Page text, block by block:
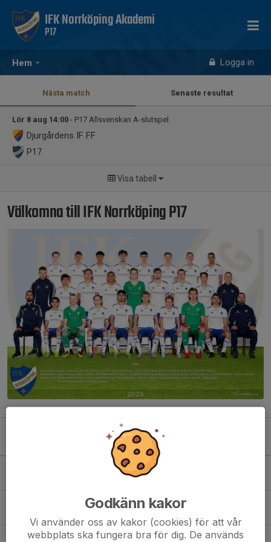
Hem Logga in
IFK Norrköping Akademi
P17
Nästa match Senaste resultat
Lör 8 aug 14:00 - P17 Allsvenskan A-slutspel
Djurgårdens IF FF
P17
Visa tabell
Välkomna till IFK Norrköping P17
Kommande aktiviteter
Match mot Djurgårdens IF FF
Fotbollsträning
Ons 12/8 Fotbollsträning
Godkänn kakor
Vi använder oss av kakor (cookies) för att vår
webbplats ska fungera bra för dig. De används